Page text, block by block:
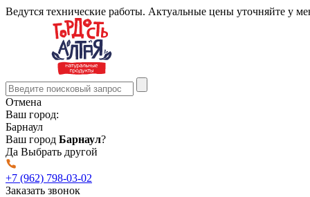
Ведутся технические работы. Актуальные цены уточняйте у
Отмена
Ваш город:
Барнаул
Ваш город Барнаул?
Да Выбрать другой
+7 (962) 798-03-02
Заказать звонок